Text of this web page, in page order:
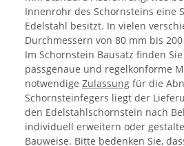
Innenrohr des Schornsteins eine
Edelstahl besitzt. In vielen
Durchmessern von 80 mm bis
Im Schornstein Bausatz finden
passgenaue und regelkonforme
notwendige Zulassung für die
Schornsteinfegers liegt der
den Edelstahlschornstein nach
individuell erweitern oder
Bauweise. Bitte bedenken Sie,